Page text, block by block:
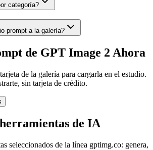
categoría?
prompt a la galería?
de GPT Image 2 Ahora
de la galería para cargarla en el estudio.
sin tarjeta de crédito.
de IA
seleccionados de la línea gptimg.co: genera,